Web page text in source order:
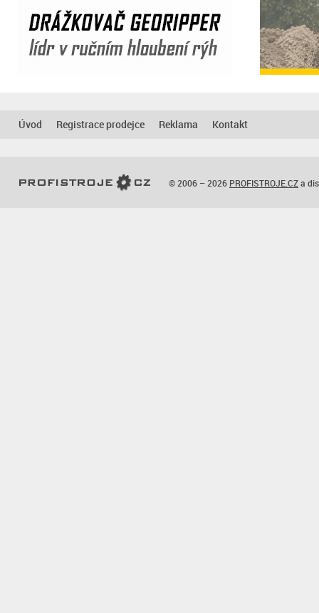
Úvod Registrace prodejce Reklama Kontakt
© 2006 – 2026 PROFISTROJE.CZa